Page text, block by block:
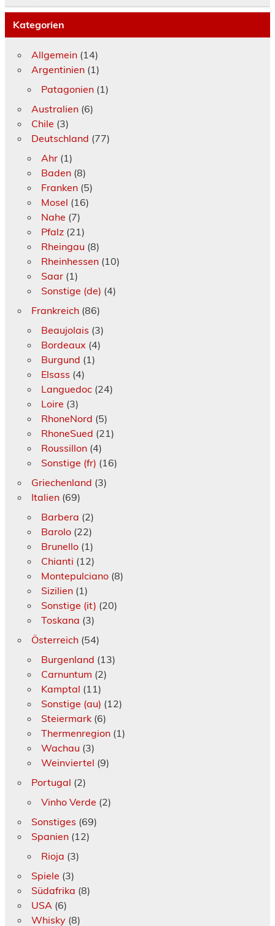
Kategorien
Allgemein(14)
Argentinien(1)
Patagonien(1)
Australien(6)
Chile (3)
Deutschland (77)
Ahr(1)
Baden(8)
Franken(5)
Mosel (16)
Nahe (7)
Pfalz(21)
Rheingau (8)
Rheinhessen(10)
Saar(1)
Sonstige (de) (4)
Frankreich(86)
Beaujolais (3)
Bordeaux (4)
Burgund (1)
Elsass (4)
Languedoc(24)
Loire (3)
RhoneNord (5)
RhoneSued (21)
Roussillon(4)
Sonstige (fr) (16)
Griechenland (3)
Italien(69)
Barbera (2)
Barolo(22)
Brunello(1)
Chianti (12)
Montepulciano(8)
Sizilien(1)
Sonstige (it) (20)
Toskana (3)
Österreich(54)
Burgenland (13)
Carnuntum (2)
Kamptal (11)
Sonstige (au) (12)
Steiermark(6)
Thermenregion(1)
Wachau (3)
Weinviertel (9)
Portugal (2)
Vinho Verde (2)
Sonstiges (69)
Spanien(12)
Rioja (3)
Spiele (3)
Südafrika (8)
USA (6)
Whisky(8)